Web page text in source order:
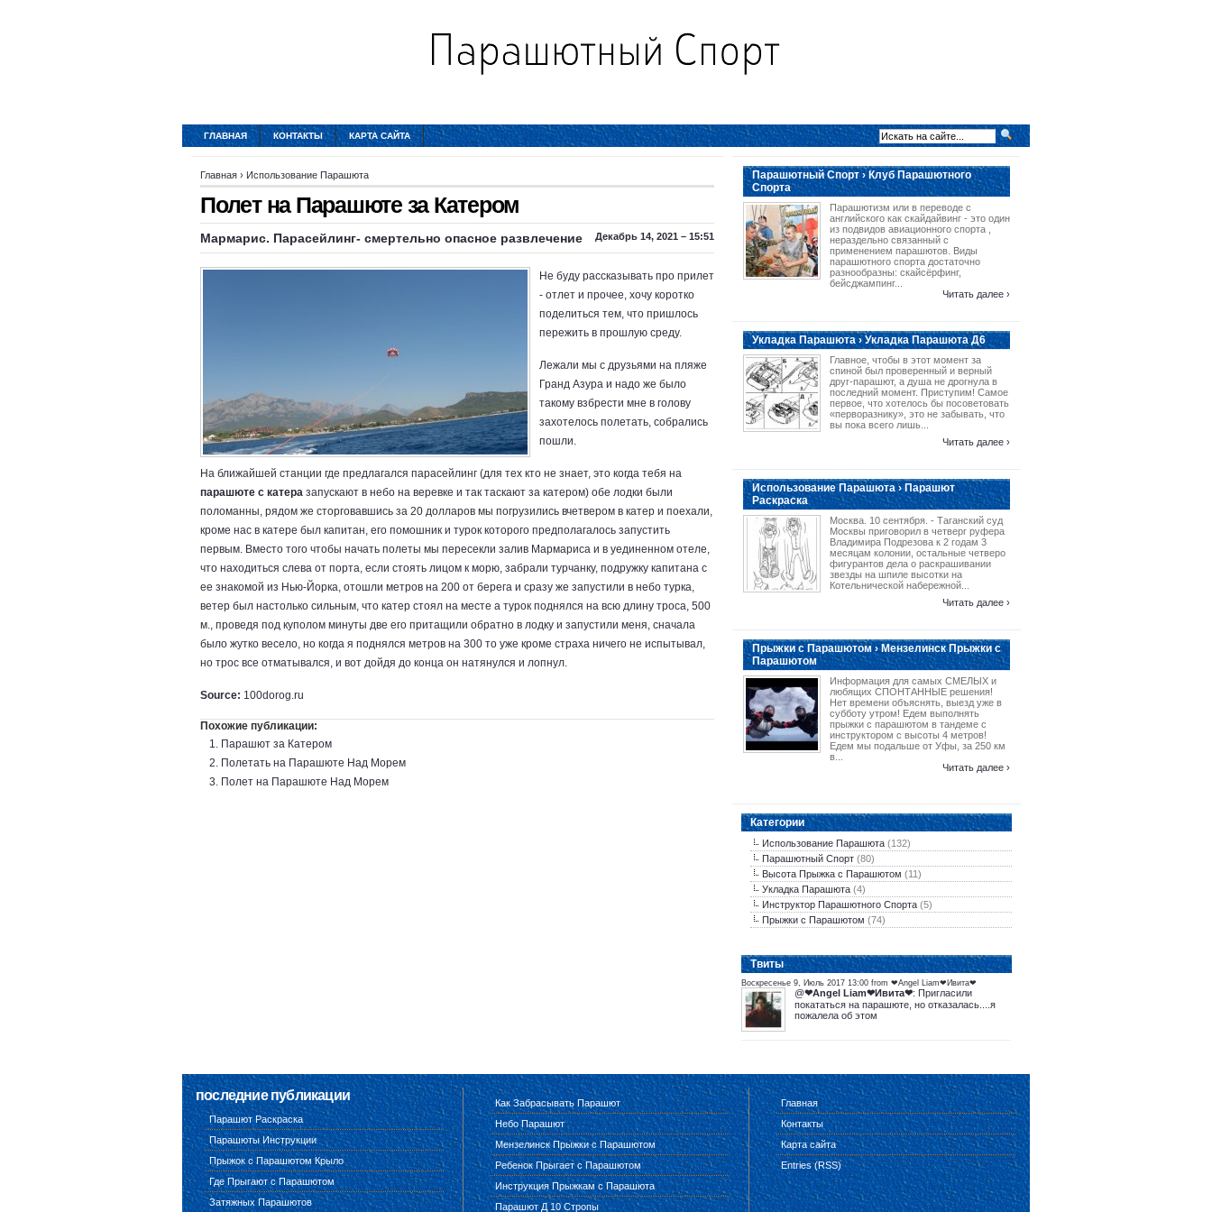
ГЛАВНАЯ КОНТАКТЫ КАРТА САЙТА
Главная › Использование Парашюта
Полет на Парашюте за Катером
Мармарис. Парасейлинг- смертельно опасное развлечение Декабрь 14, 2021 – 15:51
Не буду рассказывать про прилет
- отлет и прочее, хочу коротко
поделиться тем, что пришлось
пережить в прошлую среду.
Лежали мы с друзьями на пляже
Гранд Азура и надо же было
такому взбрести мне в голову
захотелось полетать, собрались
пошли.
На ближайшей станции где предлагался парасейлинг (для тех кто не знает, это когда тебя на
парашюте с катера запускают в небо на веревке и так таскают за катером) обе лодки были
поломанны, рядом же сторговавшись за 20 долларов мы погрузились вчетвером в катер и поехали,
кроме нас в катере был капитан, его помошник и турок которого предполагалось запустить
первым. Вместо того чтобы начать полеты мы пересекли залив Мармариса и в уединенном отеле,
что находиться слева от порта, если стоять лицом к морю, забрали турчанку, подружку капитана с
ее знакомой из Нью-Йорка, отошли метров на 200 от берега и сразу же запустили в небо турка,
ветер был настолько сильным, что катер стоял на месте а турок поднялся на всю длину троса, 500
м., проведя под куполом минуты две его притащили обратно в лодку и запустили меня, сначала
было жутко весело, но когда я поднялся метров на 300 то уже кроме страха ничего не испытывал,
но трос все отматывался, и вот дойдя до конца он натянулся и лопнул.
Source: 100dorog.ru
Похожие публикации:
Парашют за Катером
Полетать на Парашюте Над Морем
Полет на Парашюте Над Морем
Парашютный Спорт › Клуб Парашютного
Спорта
Парашютизм или в переводе с
английского как скайдайвинг - это один
из подвидов авиационного спорта ,
нераздельно связанный с
применением парашютов. Виды
парашютного спорта достаточно
разнообразны: скайсёрфинг,
бейсджампинг...
Читать далее ›
Укладка Парашюта › Укладка Парашюта Д6
Главное, чтобы в этот момент за
спиной был проверенный и верный
друг-парашют, а душа не дрогнула в
последний момент. Приступим! Самое
первое, что хотелось бы посоветовать
«перворазнику», это не забывать, что
вы пока всего лишь...
Читать далее ›
Использование Парашюта › Парашют
Раскраска
Москва. 10 сентября. - Таганский суд
Москвы приговорил в четверг руфера
Владимира Подрезова к 2 годам 3
месяцам колонии, остальные четверо
фигурантов дела о раскрашивании
звезды на шпиле высотки на
Котельнической набережной...
Читать далее ›
Прыжки с Парашютом › Мензелинск Прыжки с
Парашютом
Информация для самых СМЕЛЫХ и
любящих СПОНТАННЫЕ решения!
Нет времени объяснять, выезд уже в
субботу утром! Едем выполнять
прыжки с парашютом в тандеме с
инструктором с высоты 4 метров!
Едем мы подальше от Уфы, за 250 км
в...
Читать далее ›
Категории
Использование Парашюта (132)
Парашютный Спорт (80)
Высота Прыжка с Парашютом (11)
Укладка Парашюта (4)
Инструктор Парашютного Спорта (5)
Прыжки с Парашютом (74)
Tвиты
Воскресенье 9, Июль 2017 13:00 from ❤Angel Liam❤Ивита❤
@❤Angel Liam❤Ивита❤: Пригласили
покататься на парашюте, но отказалась....я
пожалела об этом
последние публикации
Парашют Раскраска
Парашюты Инструкции
Прыжок с Парашютом Крыло
Где Прыгают с Парашютом
Затяжных Парашютов
Как Забрасывать Парашют
Небо Парашют
Мензелинск Прыжки с Парашютом
Ребенок Прыгает с Парашютом
Инструкция Прыжкам с Парашюта
Парашют Д 10 Стропы
Главная
Контакты
Карта сайта
Entries (RSS)